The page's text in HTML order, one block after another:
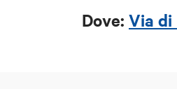
Dove: Via di